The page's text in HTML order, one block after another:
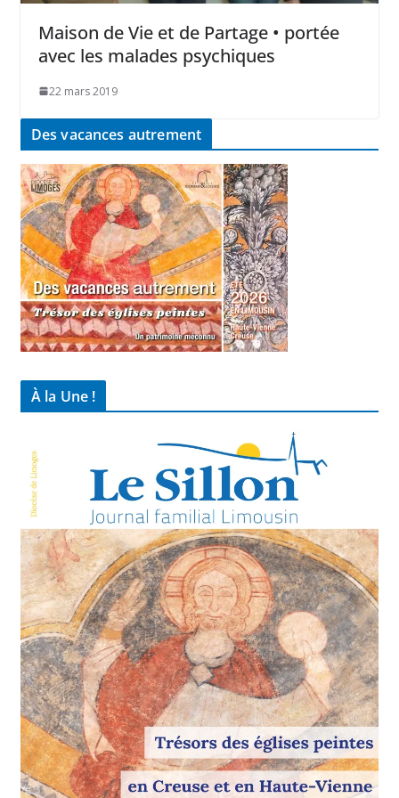
Maison de Vie et de Partage • portée
avec les malades psychiques
22 mars 2019
Des vacances autrement
À la Une !